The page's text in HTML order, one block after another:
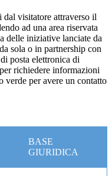
visitatore attraverso il
ad una area riservata
delle iniziative lanciate da
da sola o in partnership con
posta elettronica di
per richiedere informazioni
verde per avere un contatto
BASE
GIURIDICA